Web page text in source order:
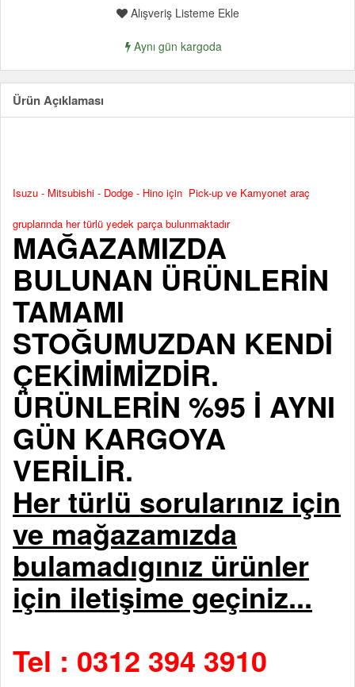
Alışveriş Listeme Ekle
Aynı gün kargoda
Ürün Açıklaması
Isuzu - Mitsubishi - Dodge - Hino için Pick-up ve Kamyonet araç
gruplarında her türlü yedek parça bulunmaktadır
MAĞAZAMIZDA
BULUNAN ÜRÜNLERİN
TAMAMI
STOĞUMUZDAN KENDİ
ÇEKİMİMİZDİR.
ÜRÜNLERİN %95 İ AYNI
GÜN KARGOYA
VERİLİR.
Her türlü sorularınız için
ve mağazamızda
bulamadıgınız ürünler
için iletişime geçiniz...
Tel : 0312 394 3910